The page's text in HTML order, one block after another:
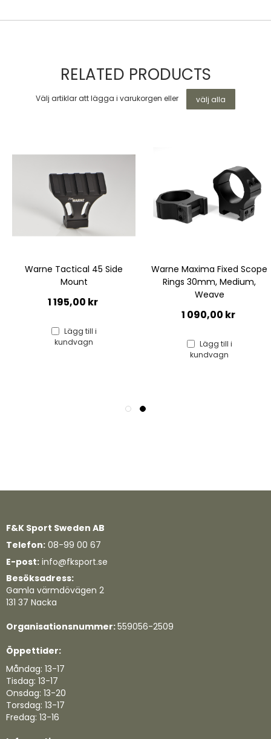
RELATED PRODUCTS
Välj artiklar att lägga i varukorgen eller välj alla
Warne Tactical 45 Side
Mount
1 195,00 kr
Lägg till i
kundvagn
Warne Maxima Fixed Scope
Rings 30mm, Medium,
Weave
1 090,00 kr
Lägg till i
kundvagn
F&K Sport Sweden AB
Telefon: 08-99 00 67
E-post: info@fksport.se
Besöksadress:
Gamla värmdövägen 2
131 37 Nacka
Organisationsnummer:559056-2509
Öppettider:
Måndag: 13-17
Tisdag: 13-17
Onsdag: 13-20
Torsdag: 13-17
Fredag: 13-16